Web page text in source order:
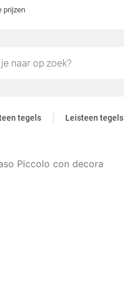
prijzen
tegels Leisteen tegels
Piccolo con decora